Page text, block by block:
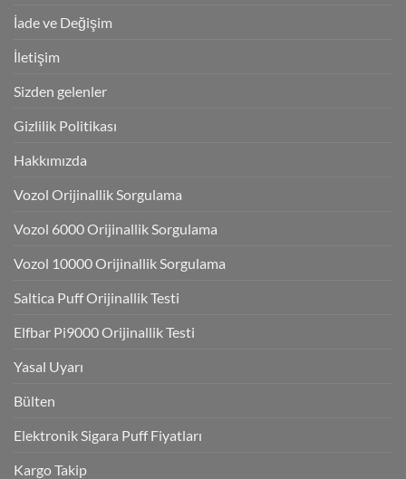
İade ve Değişim
İletişim
Sizden gelenler
Gizlilik Politikası
Hakkımızda
Vozol Orijinallik Sorgulama
Vozol 6000 Orijinallik Sorgulama
Vozol 10000 Orijinallik Sorgulama
Saltica Puff Orijinallik Testi
Elfbar Pi9000 Orijinallik Testi
Yasal Uyarı
Bülten
Elektronik Sigara Puff Fiyatları
Kargo Takip